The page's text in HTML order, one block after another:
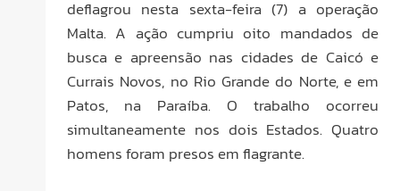
deflagrou nesta sexta-feira (7) a operação
Malta. A ação cumpriu oito mandados de
busca e apreensão nas cidades de Caicó e
Currais Novos, no Rio Grande do Norte, e em
Patos, na Paraíba. O trabalho ocorreu
simultaneamente nos dois Estados. Quatro
homens foram presos em flagrante.